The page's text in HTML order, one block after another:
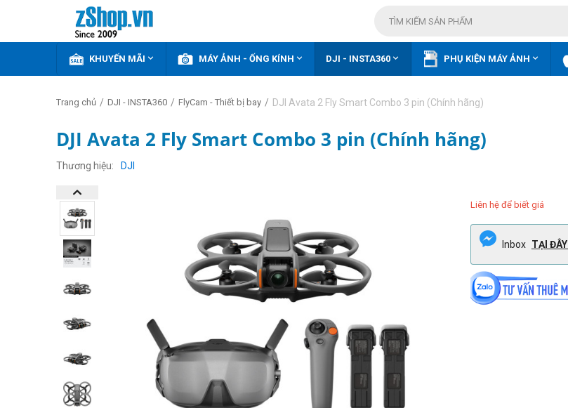
KHUYẾN MÃI  MÁY ẢNH - ỐNG KÍNH  DJI - INSTA360  PHỤ KIỆN MÁY ẢNH 
Trang chủ / DJI - INSTA360 / FlyCam - Thiết bị bay / DJI Avata 2 Fly Smart Combo 3 pin (Chính hãng)
DJI Avata 2 Fly Smart Combo 3 pin (Chính hãng)
Thương hiệu DJI
Liên hệ để biết giá
Inbox TẠI ĐÂY